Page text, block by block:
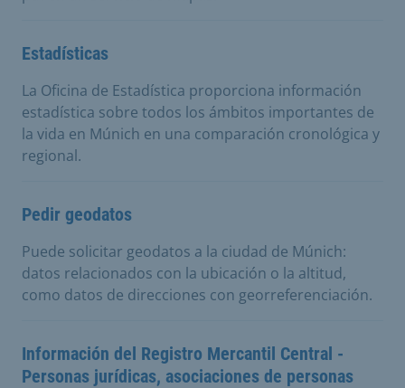
Estadísticas
La Oficina de Estadística proporciona información
estadística sobre todos los ámbitos importantes de
la vida en Múnich en una comparación cronológica y
regional.
Pedir geodatos
Puede solicitar geodatos a la ciudad de Múnich:
datos relacionados con la ubicación o la altitud,
como datos de direcciones con georreferenciación.
Información del Registro Mercantil Central -
Personas jurídicas, asociaciones de personas